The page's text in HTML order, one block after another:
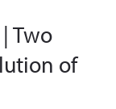
Two
of